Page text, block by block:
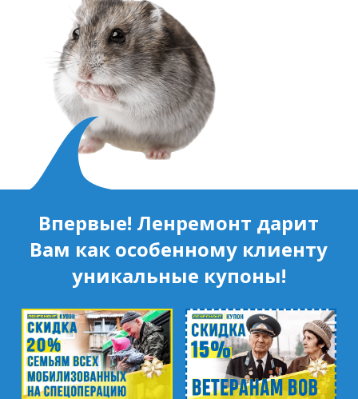
Впервые! Ленремонт дарит
Вам как особенному клиенту
уникальные купоны!